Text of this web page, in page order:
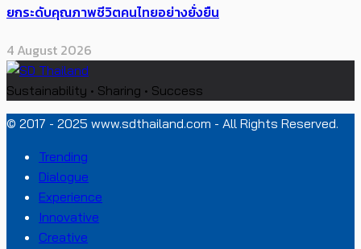
ยกระดับคุณภาพชีวิตคนไทยอย่างยั่งยืน
4 August 2026
Sustainability • Sharing • Success
© 2017 - 2025 www.sdthailand.com - All Rights Reserved.
Trending
Dialogue
Experience
Innovative
Creative